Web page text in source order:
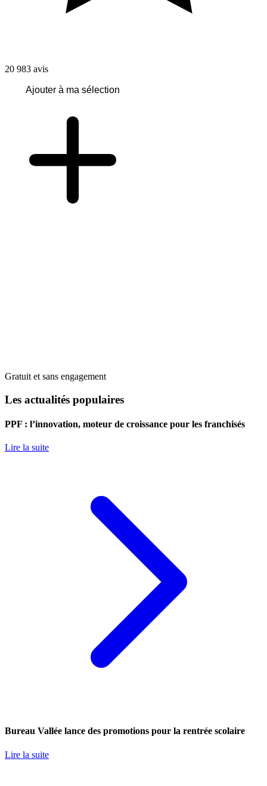
20 983 avis
Ajouter à ma sélection
Gratuit et sans engagement
Les actualités populaires
PPF : l’innovation, moteur de croissance pour les franchisés
Lire la suite
Bureau Vallée lance des promotions pour la rentrée scolaire
Lire la suite